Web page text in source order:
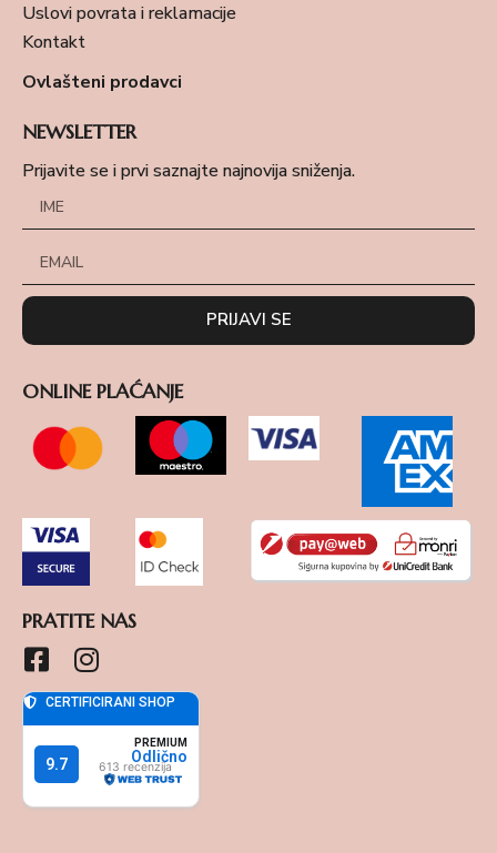
Uslovi povrata i reklamacije
Kontakt
Ovlašteni prodavci
NEWSLETTER
Prijavite se i prvi saznajte najnovija sniženja.
PRIJAVI SE
ONLINE PLAĆANJE
PRATITE NAS